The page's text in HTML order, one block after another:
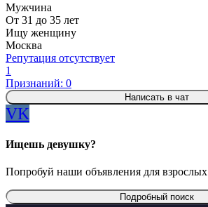
Мужчина
От 31 до 35 лет
Ищу женщину
Москва
Репутация отсутствует
1
Признаний: 0
Написать в чат
VK
Ищешь девушку?
Попробуй наши объявления для взрослых
Подробный поиск